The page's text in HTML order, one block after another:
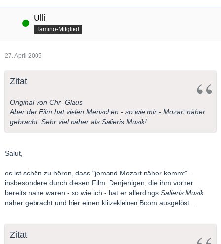
Online Ulli
Tamino-Mitglied
27. April 2005
Zitat
Original von Chr_Glaus
Aber der Film hat vielen Menschen - so wie mir - Mozart näher
gebracht. Sehr viel näher als Salieris Musik!
Salut,
es ist schön zu hören, dass "jemand Mozart näher kommt" -
insbesondere durch diesen Film. Denjenigen, die ihm vorher
bereits nahe waren - so wie ich - hat er allerdings Salieris Musik
näher gebracht und hier einen klitzekleinen Boom ausgelöst...
Zitat